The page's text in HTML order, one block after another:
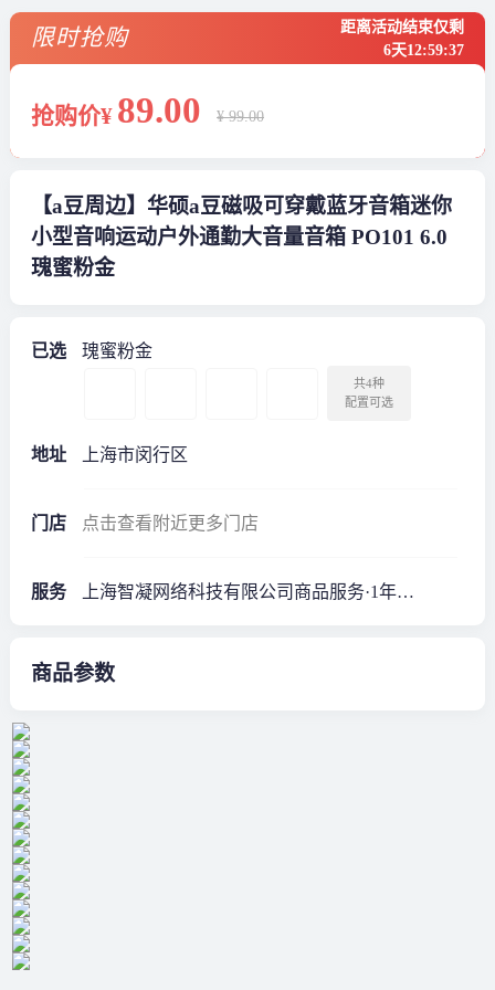
限时抢购
距离活动结束仅剩
6天12:59:37
抢购价¥ 89.00 ¥ 99.00
【a豆周边】华硕a豆磁吸可穿戴蓝牙音箱迷你
小型音响运动户外通勤大音量音箱 PO101 6.0
瑰蜜粉金
已选 瑰蜜粉金
共4种
配置可选
地址 上海市闵行区
门店 点击查看附近更多门店
服务 上海智凝网络科技有限公司商品服务·1年质保*
商品参数